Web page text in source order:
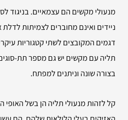
מנעולי מקשים הם עצמאיים. בניגוד
ניידים ואינם מחוברים לצמיתות לדלת
דגמים המקובצים לשתי קטגוריות
תליה עם מקשים יש גם מספר תת-
בצורה שונה וניתנים למפתח.
קל לזהות מנעולי תליה הן בשל האופי